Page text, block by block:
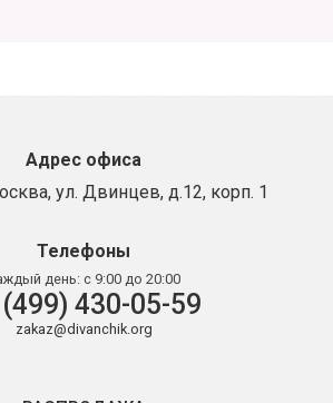
Адрес офиса
ул. Двинцев, д.12, корп. 1
Телефоны
день: с 9:00 до 20:00
430-05-59
zakaz@divanchik.org